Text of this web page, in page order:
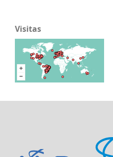
Visitas